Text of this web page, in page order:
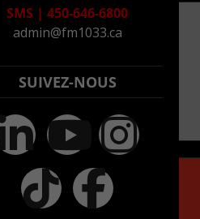
SMS | 450-646-6800
admin@fm1033.ca
SUIVEZ-NOUS